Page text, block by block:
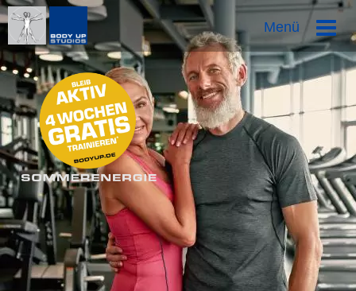
Direkt
zum
Inhalt
Menü